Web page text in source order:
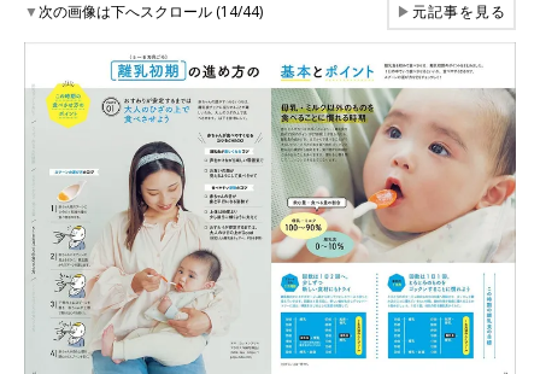
▼次の画像は下へスクロール (14/44) ▶元記事を見る